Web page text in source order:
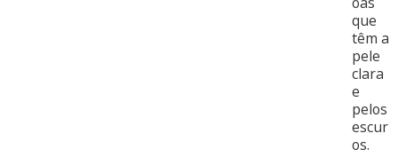
que
têm a
pele
clara
e
pelos
escur
os.